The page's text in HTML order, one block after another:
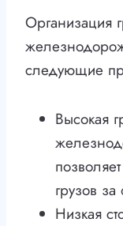
Организация
следующие
Высокая
грузов
Низкая